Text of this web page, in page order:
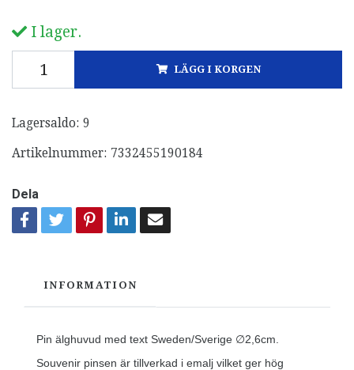
I lager.
LÄGG I KORGEN
Lagersaldo: 9
Artikelnummer: 7332455190184
Dela
INFORMATION
Pin älghuvud med text Sweden/Sverige ∅2,6cm.
Souvenir pinsen är tillverkad i emalj vilket ger hög